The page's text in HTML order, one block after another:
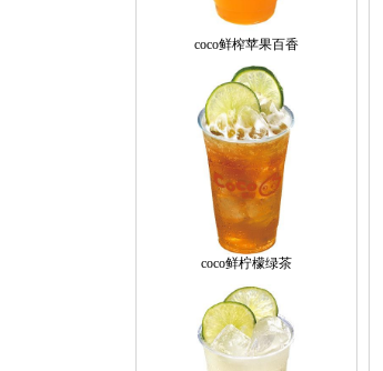
coco鲜榨苹果百香
coco鲜柠檬绿茶